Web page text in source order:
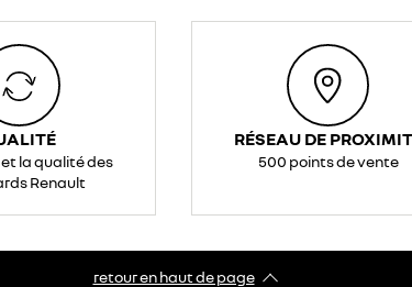
la qualité des
Renault
RÉSEAU DE
500 points de vente
retour en haut de page​